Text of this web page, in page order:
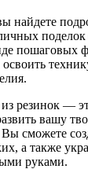
найдете
пошаговых
резинок —
вашу
сможете
а также
руками.